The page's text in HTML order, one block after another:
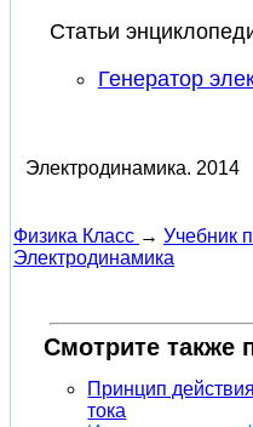
Статьи
Генератор
Электродинамика. 2014
Физика Класс → Учебник
Электродинамика
Смотрите также
Принцип
тока